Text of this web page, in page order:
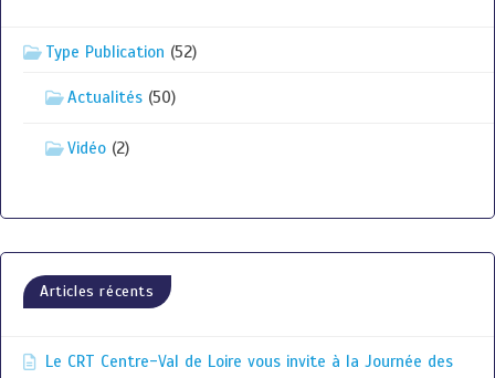
Type Publication (52)
Actualités (50)
Vidéo (2)
Articles récents
Le CRT Centre-Val de Loire vous invite à la Journée des